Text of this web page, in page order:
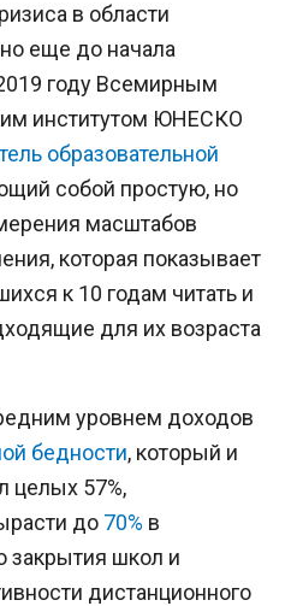
в области
еще до начала
году Всемирным
институтом ЮНЕСКО
образовательной
собой простую, но
масштабов
которая показывает
к 10 годам читать и
для их возраста
уровнем доходов
бедности, который и
целых 57%,
до 70% в
закрытия школ и
дистанционного